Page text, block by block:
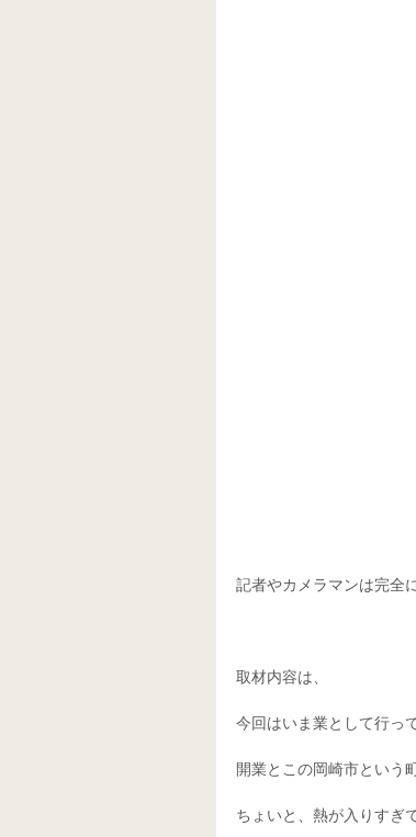
記者やカメラマンは完全
取材内容は、
今回はいま業として行っ
開業とこの岡崎市という
ちょいと、熱が入りすぎ